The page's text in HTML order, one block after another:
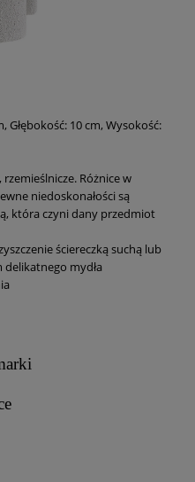
Głębokość: 10 cm, Wysokość:
Różnice w
niedoskonałości są
która czyni dany przedmiot
ściereczką suchą lub
mydła